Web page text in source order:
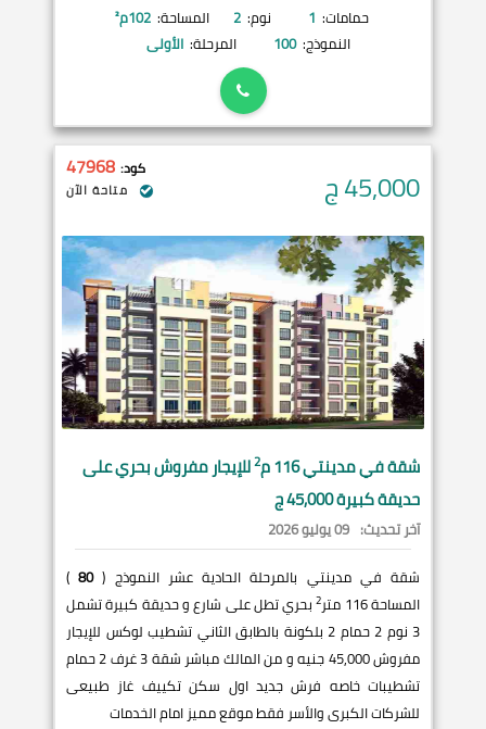
حمامات: 1 نوم: 2 المساحة: 102م²
النموذج: 100 المرحلة: الأولى
45,000ج كود: 47968
متاحة الآن
شقة فيمدينتي116 م 2للإيجار مفروش بحري على
حديقة كبيرة 45,000 ج
آخر تحديث: 09 يوليو 2026
شقة في مدينتي بالمرحلة الحادية عشر النموذج (80
)
المساحة 116 متر
2بحري تطل على شارع و حديقة كبيرة تشمل
3 نوم 2 حمام 2 بلكونة بالطابق الثاني تشطيب لوكس للإيجار
مفروش 45,000 جنيه و من المالك مباشر شقة 3 غرف 2 حمام
تشطيبات خاصه فرش جديد اول سكن تكييف غاز طبيعى
للشركات الكبرى والأسر فقط موقع مميز امام الخدمات